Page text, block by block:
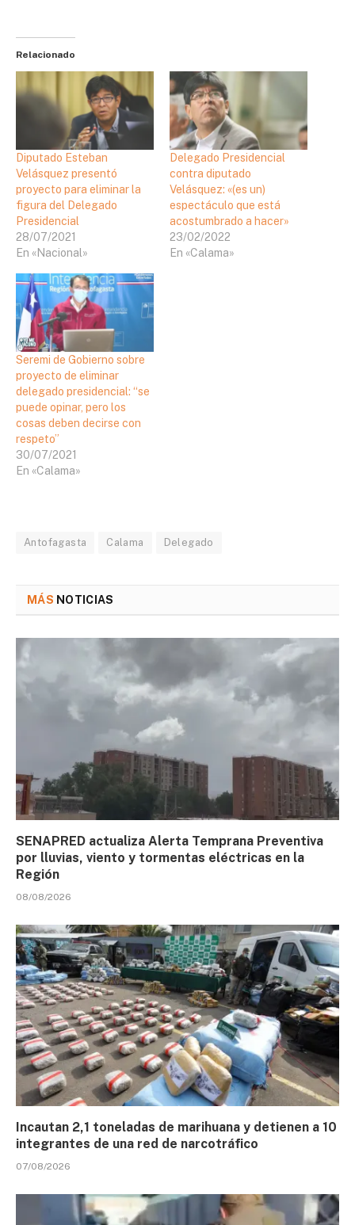
Relacionado
Diputado Esteban
Velásquez presentó
proyecto para eliminar la
figura del Delegado
Presidencial
28/07/2021
En «Nacional»
Delegado Presidencial
contra diputado
Velásquez: «(es un)
espectáculo que está
acostumbrado a hacer»
23/02/2022
En «Calama»
Seremi de Gobierno sobre
proyecto de eliminar
delegado presidencial: “se
puede opinar, pero los
cosas deben decirse con
respeto”
30/07/2021
En «Calama»
Antofagasta Calama Delegado
MÁS NOTICIAS
SENAPRED actualiza Alerta Temprana Preventiva
por lluvias, viento y tormentas eléctricas en la
Región
08/08/2026
Incautan 2,1 toneladas de marihuana y detienen a 10
integrantes de una red de narcotráfico
07/08/2026